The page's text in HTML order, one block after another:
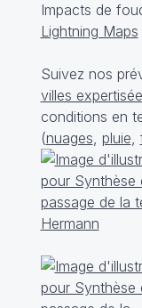
Impacts de
Lightning Maps
Suivez nos
villes
conditions en
(nuages, pluie,